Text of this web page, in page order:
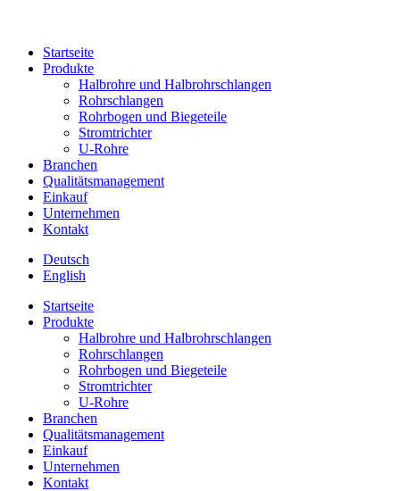
Start­seite
Pro­dukte
Halb­rohre und Halbrohrschlangen
Rohr­schlangen
Rohr­bogen und Biegeteile
Strom­trichter
U‑Rohre
Bran­chen
Qua­li­täts­ma­nage­ment
Ein­kauf
Unter­nehmen
Kon­takt
Deutsch
English
Start­seite
Pro­dukte
Halb­rohre und Halbrohrschlangen
Rohr­schlangen
Rohr­bogen und Biegeteile
Strom­trichter
U‑Rohre
Bran­chen
Qua­li­täts­ma­nage­ment
Ein­kauf
Unter­nehmen
Kon­takt